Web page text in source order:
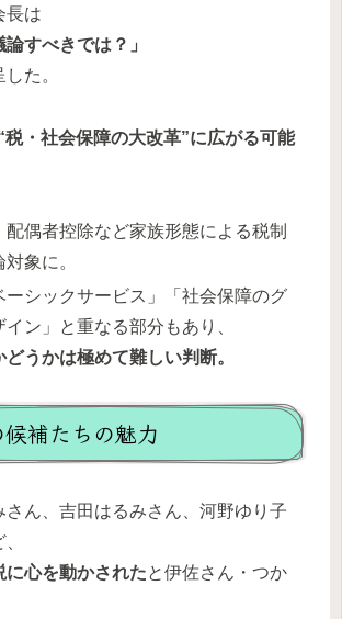
長は
論すべきでは？」
た。
・社会保障の大改革”に広がる可能
配偶者控除など家族形態による税制
象に。
ーシックサービス」「社会保障のグ
イン」と重なる部分もあり、
うかは極めて難しい判断。
補たちの魅力
さん、吉田はるみさん、河野ゆり子
に心を動かされたと伊佐さん・つか